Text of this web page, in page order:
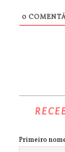
0
Primeiro